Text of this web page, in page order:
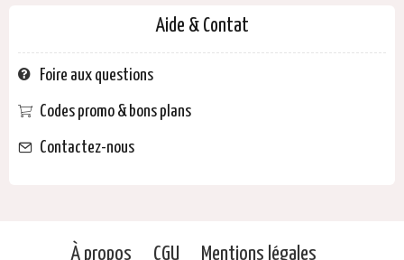
Aide & Contat
Foire aux questions
Codes promo & bons plans
Contactez-nous
À propos CGU Mentions légales